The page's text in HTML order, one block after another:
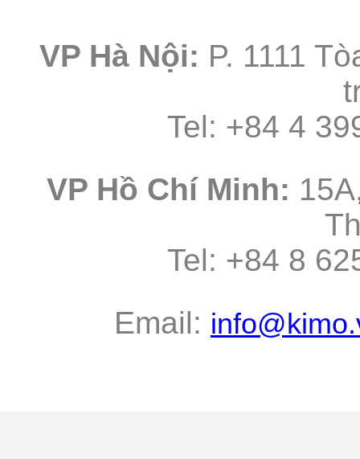
VP Hà Nội: P. 1111
Tel: +84 4
VP Hồ Chí Minh:
Tel: +84 8
Email: